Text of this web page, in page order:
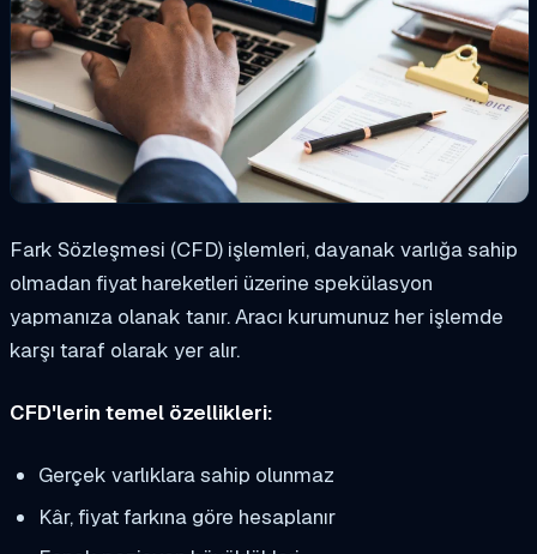
Fark Sözleşmesi (CFD) işlemleri, dayanak varlığa sahip
olmadan fiyat hareketleri üzerine spekülasyon
yapmanıza olanak tanır. Aracı kurumunuz her işlemde
karşı taraf olarak yer alır.
CFD'lerin temel özellikleri:
Gerçek varlıklara sahip olunmaz
Kâr, fiyat farkına göre hesaplanır